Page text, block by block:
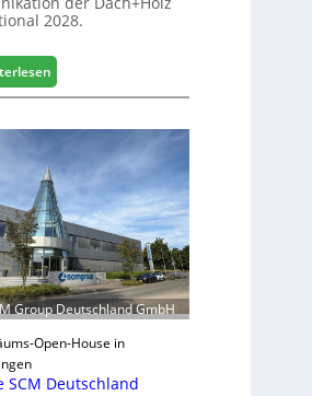
G
e
s
c
h
f
s
j
a
h
r
2028.
:
V
r
r
e
t
e
r
f
ü
r
D
c
Group Deutschland GmbH
Open-House in
SCM Deutschland